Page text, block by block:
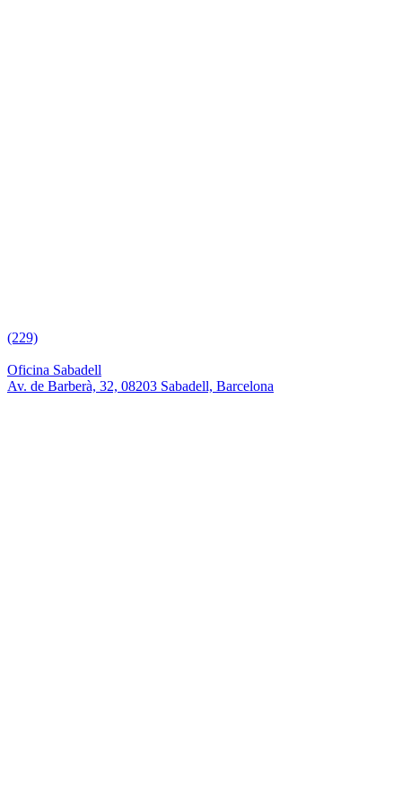
(229)
Oficina Sabadell
Av. de Barberà, 32, 08203 Sabadell, Barcelona